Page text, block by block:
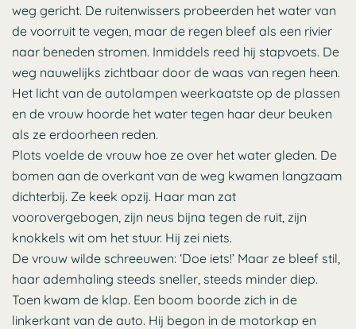
weg gericht. De ruitenwissers probeerden het water van
de voorruit te vegen, maar de regen bleef als een rivier
naar beneden stromen. Inmiddels reed hij stapvoets. De
weg nauwelijks zichtbaar door de waas van regen heen.
Het licht van de autolampen weerkaatste op de plassen
en de vrouw hoorde het water tegen haar deur beuken
als ze erdoorheen reden.
Plots voelde de vrouw hoe ze over het water gleden. De
bomen aan de overkant van de weg kwamen langzaam
dichterbij. Ze keek opzij. Haar man zat
voorovergebogen, zijn neus bijna tegen de ruit, zijn
knokkels wit om het stuur. Hij zei niets.
De vrouw wilde schreeuwen: ‘Doe iets!’ Maar ze bleef stil,
haar ademhaling steeds sneller, steeds minder diep.
Toen kwam de klap. Een boom boorde zich in de
linkerkant van de auto. Hij begon in de motorkap en